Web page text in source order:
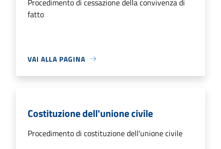
fatto
VAI ALLA PAGINA
Costituzione dell'unione civile
Procedimento di costituzione dell'unione civile